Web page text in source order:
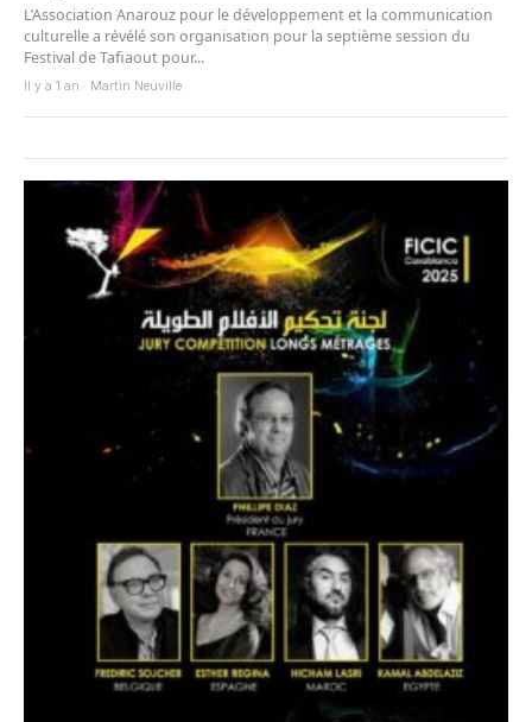
L’Association Anarouz pour le développement et la communication
culturelle a révélé son organisation pour la septième session du
Festival de Tafiaout pour...
Il y a 1 an · Martin Neuville